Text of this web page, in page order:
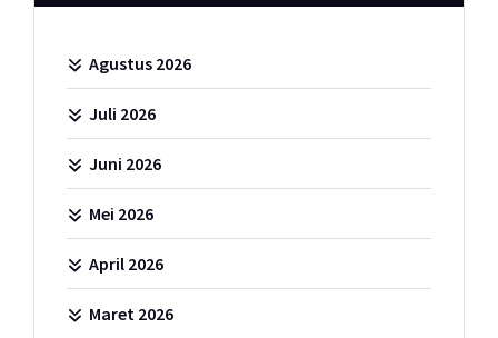
Agustus 2026
Juli 2026
Juni 2026
Mei 2026
April 2026
Maret 2026